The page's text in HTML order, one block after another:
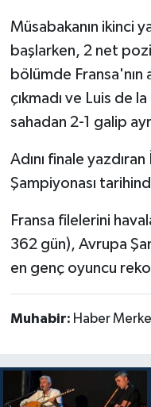
Müsabakanın ikinci
başlarken, 2 net
bölümde Fransa'nın
çıkmadı ve Luis de
sahadan 2-1 galip
Adını finale
Şampiyonası
Fransa filelerini
362 gün), Avrupa
en genç oyuncu
Muhabir: Haber